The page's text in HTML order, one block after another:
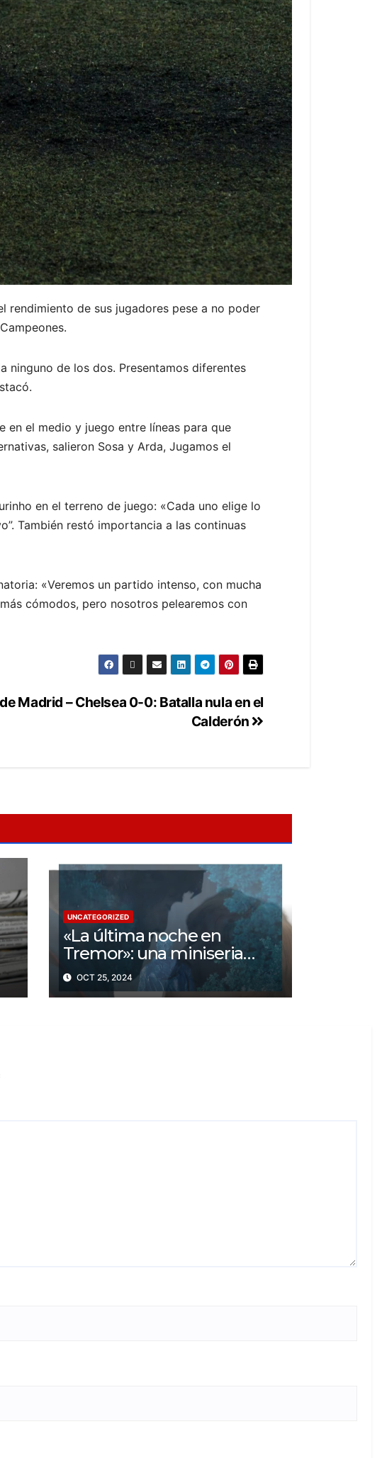
rendimiento de sus jugadores pese a no poder
ninguno de los dos. Presentamos diferentes
en el medio y juego entre líneas para que
salieron Sosa y Arda, Jugamos el
en el terreno de juego: «Cada uno elige lo
También restó importancia a las continuas
«Veremos un partido intenso, con mucha
cómodos, pero nosotros pelearemos con
Madrid – Chelsea 0-0: Batalla nula en el
Calderón
UNCATEGORIZED
«La última noche en
Tremor»: una miniseria
psicológica ¿Cuál es su
trama?
OCT 25, 2024